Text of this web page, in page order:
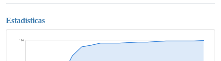
Estadísticas
114